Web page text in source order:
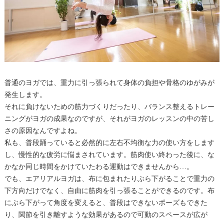
普通のヨガでは、重力に引っ張られて身体の負担や骨格のゆがみが
発生します。
それに負けないための筋力づくりだったり、バランス整えるトレー
ニングがヨガの成果なのですが、それがヨガのレッスンの中の苦し
さの原因なんですよね。
私も、普段踊っていると必然的に左右不均衡な力の使い方をします
し、慢性的な疲労に悩まされています。筋肉使い終わった後に、な
かなか同じ時間をかけていたわる運動はできませんから…。
でも、エアリアルヨガは、布に包まれたりぶら下がることで重力の
下方向だけでなく、自由に筋肉を引っ張ることができるのです。布
にぶら下がって角度を変えると、普段はできないポーズもできた
り、関節を引き離すような効果があるので可動のスペースが広が